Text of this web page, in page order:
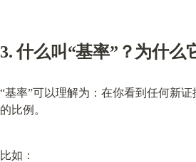
3. 什么叫“基率”？为什么
“基率”可以理解为：在你看到任何新
的比例。
比如：